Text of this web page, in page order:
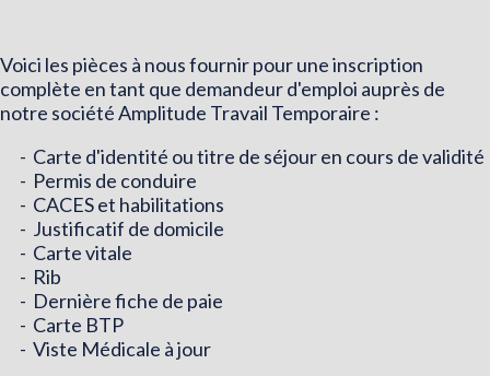
Voici les pièces à nous fournir pour une inscription
complète en tant que demandeur d'emploi auprès de
notre société Amplitude Travail Temporaire :
- Carte d'identité ou titre de séjour en cours de validité
- Permis de conduire
- CACES et habilitations
- Justificatif de domicile
- Carte vitale
- Rib
- Dernière fiche de paie
- Carte BTP
- Viste Médicale à jour